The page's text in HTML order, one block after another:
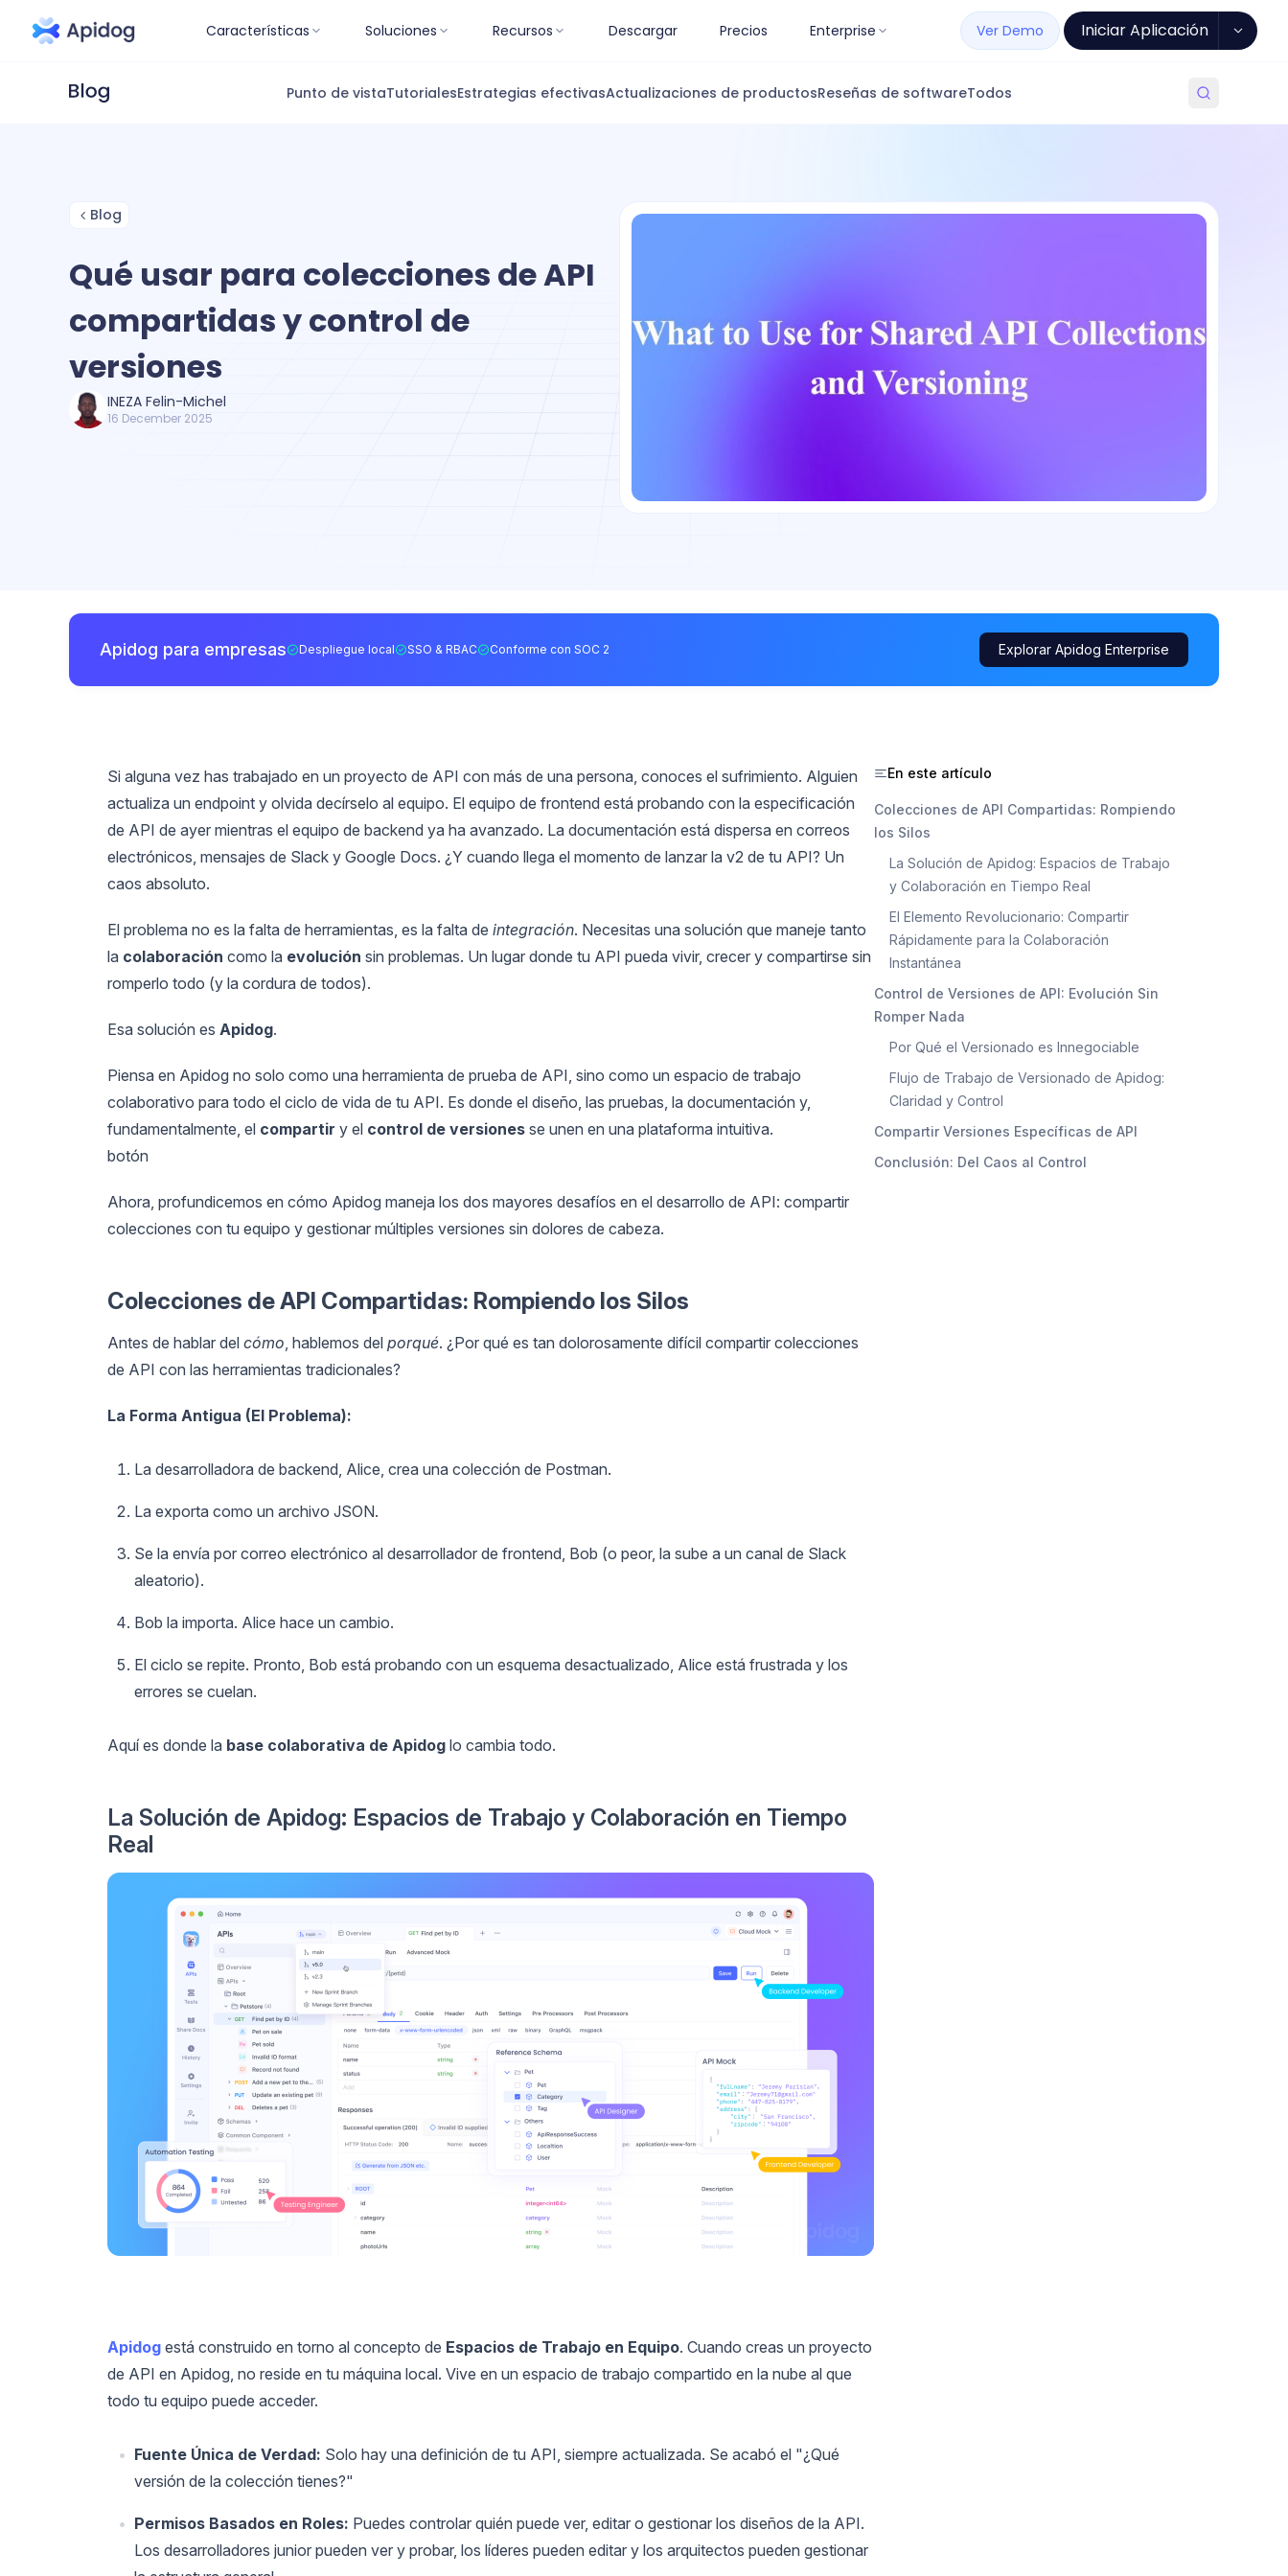
Características Soluciones Recursos Descargar Precios Enterprise Ver Demo Iniciar Aplicación
Punto de vistaTutorialesEstrategias efectivasActualizaciones de productosReseñas de softwareTodos
Blog
Qué usar para colecciones de API
compartidas y control de
versiones
INEZA Felin-Michel
16 December 2025
Apidog para empresas Despliegue local SSO & RBAC Conforme con SOC 2 Explorar Apidog Enterprise
Si alguna vez has trabajado en un proyecto de API con más de una persona, conoces el sufrimiento. Alguien
actualiza un endpoint y olvida decírselo al equipo. El equipo de frontend está probando con la especificación
de API de ayer mientras el equipo de backend ya ha avanzado. La documentación está dispersa en correos
electrónicos, mensajes de Slack y Google Docs. ¿Y cuando llega el momento de lanzar la v2 de tu API? Un
caos absoluto.
El problema no es la falta de herramientas, es la falta de integración. Necesitas una solución que maneje tanto
la colaboración como la evolución sin problemas. Un lugar donde tu API pueda vivir, crecer y compartirse sin
romperlo todo (y la cordura de todos).
Esa solución es Apidog.
Piensa en Apidog no solo como una herramienta de prueba de API, sino como un espacio de trabajo
colaborativo para todo el ciclo de vida de tu API. Es donde el diseño, las pruebas, la documentación y,
fundamentalmente, el compartir y el control de versiones se unen en una plataforma intuitiva.
botón
Ahora, profundicemos en cómo Apidog maneja los dos mayores desafíos en el desarrollo de API: compartir
colecciones con tu equipo y gestionar múltiples versiones sin dolores de cabeza.
Colecciones de API Compartidas: Rompiendo los Silos
Antes de hablar del cómo, hablemos del porqué. ¿Por qué es tan dolorosamente difícil compartir colecciones
de API con las herramientas tradicionales?
La Forma Antigua (El Problema):
La desarrolladora de backend, Alice, crea una colección de Postman.
La exporta como un archivo JSON.
Se la envía por correo electrónico al desarrollador de frontend, Bob (o peor, la sube a un canal de Slack
aleatorio).
Bob la importa. Alice hace un cambio.
El ciclo se repite. Pronto, Bob está probando con un esquema desactualizado, Alice está frustrada y los
errores se cuelan.
Aquí es donde la base colaborativa de Apidog lo cambia todo.
La Solución de Apidog: Espacios de Trabajo y Colaboración en Tiempo
Real
Apidog está construido en torno al concepto de Espacios de Trabajo en Equipo. Cuando creas un proyecto
de API en Apidog, no reside en tu máquina local. Vive en un espacio de trabajo compartido en la nube al que
todo tu equipo puede acceder.
Fuente Única de Verdad: Solo hay una definición de tu API, siempre actualizada. Se acabó el "¿Qué
versión de la colección tienes?"
Permisos Basados en Roles: Puedes controlar quién puede ver, editar o gestionar los diseños de la API.
Los desarrolladores junior pueden ver y probar, los líderes pueden editar y los arquitectos pueden gestionar
En este artículo
Colecciones de API Compartidas: Rompiendo
los Silos
La Solución de Apidog: Espacios de Trabajo
y Colaboración en Tiempo Real
El Elemento Revolucionario: Compartir
Rápidamente para la Colaboración
Instantánea
Control de Versiones de API: Evolución Sin
Romper Nada
Por Qué el Versionado es Innegociable
Flujo de Trabajo de Versionado de Apidog:
Claridad y Control
Compartir Versiones Específicas de API
Conclusión: Del Caos al Control